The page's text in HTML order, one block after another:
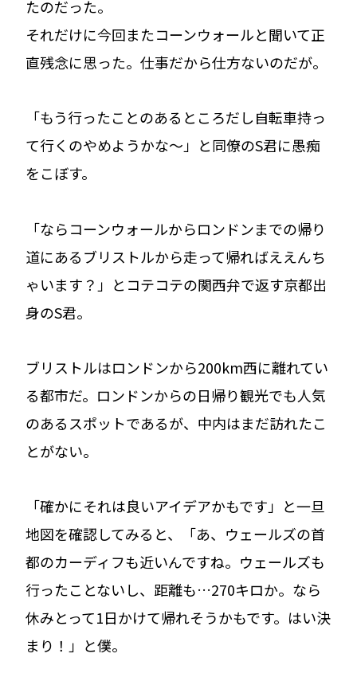
たのだった。
それだけに今回またコーンウォールと聞いて正
直残念に思った。仕事だから仕方ないのだが。
「もう行ったことのあるところだし自転車持っ
て行くのやめようかな〜」と同僚のS君に愚痴
をこぼす。
「ならコーンウォールからロンドンまでの帰り
道にあるブリストルから走って帰ればええんち
ゃいます？」とコテコテの関西弁で返す京都出
身のS君。
ブリストルはロンドンから200km西に離れてい
る都市だ。ロンドンからの日帰り観光でも人気
のあるスポットであるが、中内はまだ訪れたこ
とがない。
「確かにそれは良いアイデアかもです」と一旦
地図を確認してみると、「あ、ウェールズの首
都のカーディフも近いんですね。ウェールズも
行ったことないし、距離も…270キロか。なら
休みとって1日かけて帰れそうかもです。はい決
まり！」と僕。